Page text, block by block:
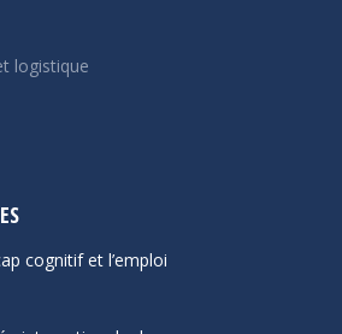
logistique
cognitif et l’emploi